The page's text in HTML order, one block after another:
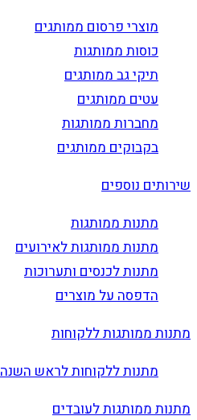
מוצרי פרסום ממותגים
כוסות ממותגות
תיקי גב ממותגים
עטים ממותגים
מחברות ממותגות
בקבוקים ממותגים
שירותים נוספים
מתנות ממותגות
מתנות ממותגות לאירועים
מתנות לכנסים ותערוכות
הדפסה על מוצרים
מתנות ממותגות ללקוחות
מתנות ללקוחות לראש השנה
מתנות ממותגות לעובדים